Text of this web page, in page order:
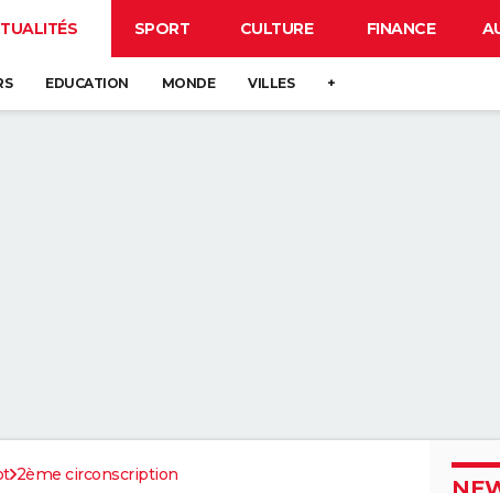
SPORT CULTURE FINANCE
EDUCATION MONDE VILLES +
2ème circonscription